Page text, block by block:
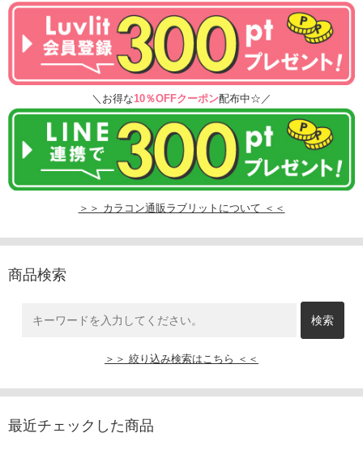
＼お得な10％OFFクーポン配布中☆／
＞＞ カラコン通販ラブリットについて ＜＜
商品検索
＞＞ 絞り込み検索はこちら ＜＜
最近チェックした商品